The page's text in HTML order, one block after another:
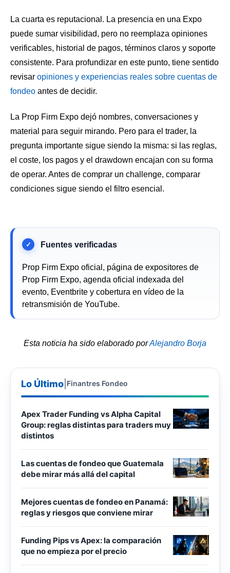
La cuarta es reputacional. La presencia en una Expo
puede sumar visibilidad, pero no reemplaza opiniones
verificables, historial de pagos, términos claros y soporte
consistente. Para profundizar en este punto, tiene sentido
revisar opiniones y experiencias reales sobre cuentas de
fondeo antes de decidir.
La Prop Firm Expo dejó nombres, conversaciones y
material para seguir mirando. Pero para el trader, la
pregunta importante sigue siendo la misma: si las reglas,
el coste, los pagos y el drawdown encajan con su forma
de operar. Antes de comprar un challenge, comparar
condiciones sigue siendo el filtro esencial.
Prop Firm Expo oficial, página de expositores de
Prop Firm Expo, agenda oficial indexada del
evento, Eventbrite y cobertura en vídeo de la
retransmisión de YouTube.
Esta noticia ha sido elaborado porAlejandro Borja
Lo Último Finantres Fondeo
Apex Trader Funding vs Alpha Capital
Group: reglas distintas para traders muy
distintos
Las cuentas de fondeo que Guatemala
debe mirar más allá del capital
Mejores cuentas de fondeo en Panamá:
reglas y riesgos que conviene mirar
Funding Pips vs Apex: la comparación
que no empieza por el precio